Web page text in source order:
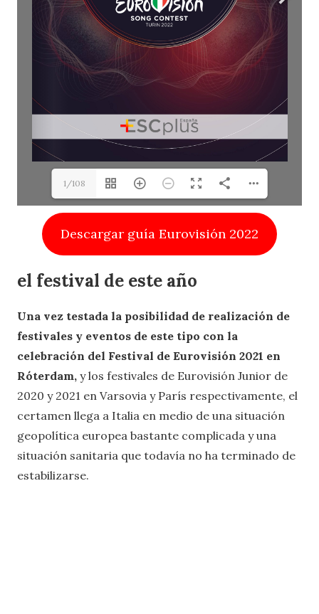
1/108
Descargar guía Eurovisión 2022
el festival de este año
Una vez testada la posibilidad de realización de
festivales y eventos de este tipo con la
celebración del Festival de Eurovisión 2021 en
Róterdam, y los festivales de Eurovisión Junior de
2020 y 2021 en Varsovia y París respectivamente, el
certamen llega a Italia en medio de una situación
geopolítica europea bastante complicada y una
situación sanitaria que todavía no ha terminado de
estabilizarse.